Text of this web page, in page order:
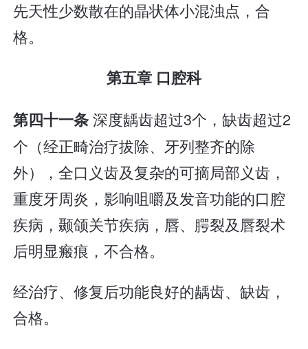
先天性少数散在的晶状体小混浊点，合
格。
第五章 口腔科
第四十一条深度龋齿超过3个，缺齿超过2
个（经正畸治疗拔除、牙列整齐的除
外），全口义齿及复杂的可摘局部义齿，
重度牙周炎，影响咀嚼及发音功能的口腔
疾病，颞颌关节疾病，唇、腭裂及唇裂术
后明显瘢痕，不合格。
经治疗、修复后功能良好的龋齿、缺齿，
合格。